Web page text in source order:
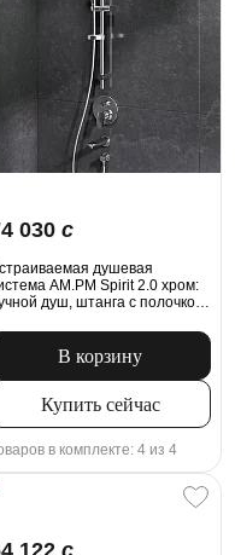
030 c
душевая
AM.PM Spirit 2.0 хром:
душ, штанга с полочкой,
В корзину
Купить сейчас
в комплекте: 4 из 4